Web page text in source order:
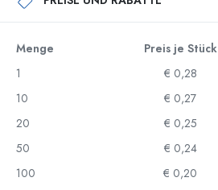
Menge Preis je Stück
1
€ 0,28
10
€ 0,27
20
€ 0,25
50
€ 0,24
100
€ 0,20